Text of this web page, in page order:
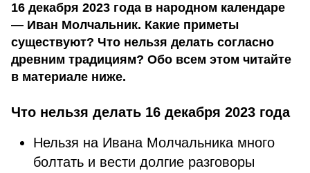
16 декабря 2023 года в народном календаре
— Иван Молчальник. Какие приметы
существуют? Что нельзя делать согласно
древним традициям? Обо всем этом читайте
в материале ниже.
Что нельзя делать 16 декабря 2023 года
Нельзя на Ивана Молчальника много
болтать и вести долгие разговоры